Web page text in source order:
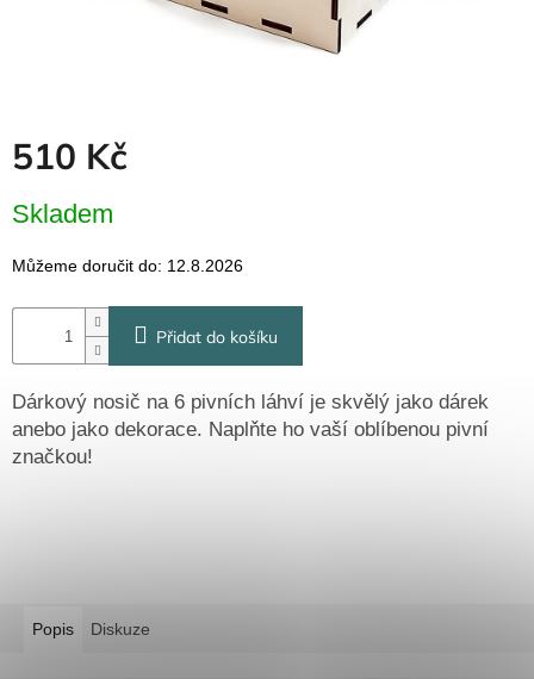
Pro
firmy
Halloween
Valentýn
Přihlášení
510 Kč
cena:
Skladem
Můžeme doručit do: 12.8.2026
Přidat do košíku
Dárkový nosič na 6 pivních láhví je skvělý jako dárek
anebo jako dekorace. Naplňte ho vaší oblíbenou pivní
značkou!
Popis Diskuze